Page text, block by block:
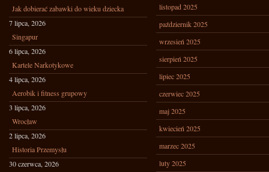
Jak dobierać zabawki do wieku dziecka
7 lipca, 2026
Singapur
6 lipca, 2026
Kartele Narkotykowe
4 lipca, 2026
Aerobik i fitness grupowy
3 lipca, 2026
Wrocław
2 lipca, 2026
Historia Przemysłu
30 czerwca, 2026
listopad 2025
październik 2025
wrzesień 2025
sierpień 2025
lipiec 2025
czerwiec 2025
maj 2025
kwiecień 2025
marzec 2025
luty 2025